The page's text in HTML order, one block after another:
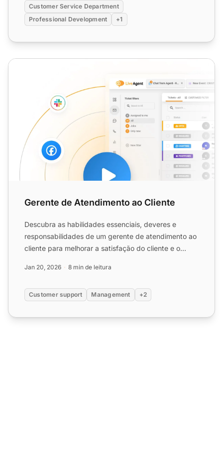
Customer Service Department
Professional Development
+1
Gerente de Atendimento ao Cliente
Gerente de Atendimento ao Cliente
Descubra as habilidades essenciais, deveres e
responsabilidades de um gerente de atendimento ao
cliente para melhorar a satisfação do cliente e o
Jan 20, 2026 8 min de leitura
Customer support Management +2